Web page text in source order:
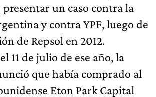
un caso contra la
y contra YPF, luego de
de Repsol en 2012.
11 de julio de ese año, la
que había comprado al
Eton Park Capital